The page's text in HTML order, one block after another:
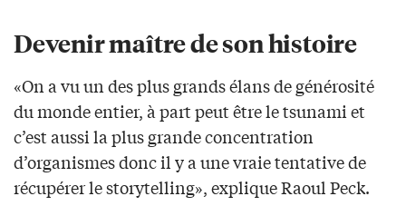
Devenir maître de son histoire
«On a vu un des plus grands élans de générosité
du monde entier, à part peut être le tsunami et
c’est aussi la plus grande concentration
d’organismes donc il y a une vraie tentative de
récupérer le storytelling», explique Raoul Peck.